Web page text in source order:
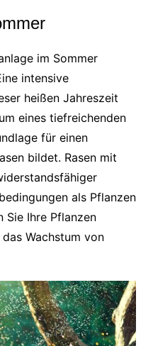
im Sommer
intensive
heißen Jahreszeit
eines tiefreichenden
für einen
bildet. Rasen mit
als Pflanzen
Sie Ihre Pflanzen
Wachstum von